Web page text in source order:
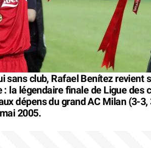
sans club, Rafael Benítez revient
: la légendaire finale de Ligue des
dépens du grand AC Milan (3-
2005.